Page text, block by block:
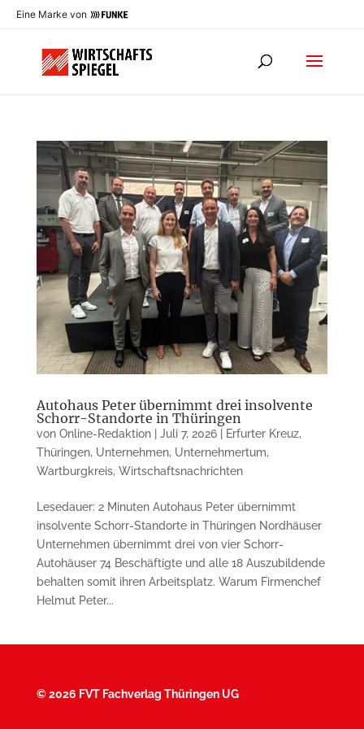
Eine Marke von
Autohaus Peter übernimmt drei insolvente
Schorr-Standorte in Thüringen
von Online-Redaktion| Juli 7, 2026| Erfurter Kreuz,
Thüringen, Unternehmen, Unternehmertum,
Wartburgkreis, Wirtschaftsnachrichten
Lesedauer: 2 Minuten Autohaus Peter übernimmt
insolvente Schorr-Standorte in Thüringen Nordhäuser
Unternehmen übernimmt drei von vier Schorr-
Autohäuser 74 Beschäftigte und alle 18 Auszubildende
behalten somit ihren Arbeitsplatz. Warum Firmenchef
Helmut Peter...
©2026 FVT Fachverlag Thüringen UG